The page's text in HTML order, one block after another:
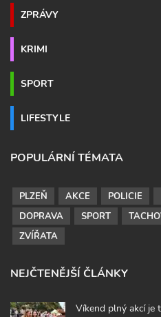
ZPRÁVY
KRIMI
SPORT
LIFESTYLE
POPULÁRNÍ TÉMATA
PLZEŇ AKCE POLICIE
DOPRAVA
SPORT
ZVÍŘATA
NEJČTENĚJŠÍ ČLÁNKY
Víkend plný akcí je